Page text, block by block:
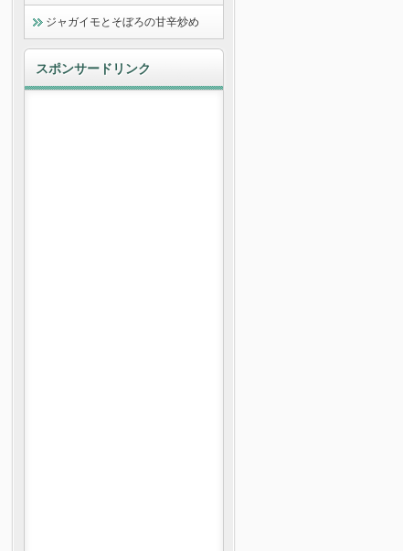
ジャガイモとそぼろの甘辛炒め
スポンサードリンク